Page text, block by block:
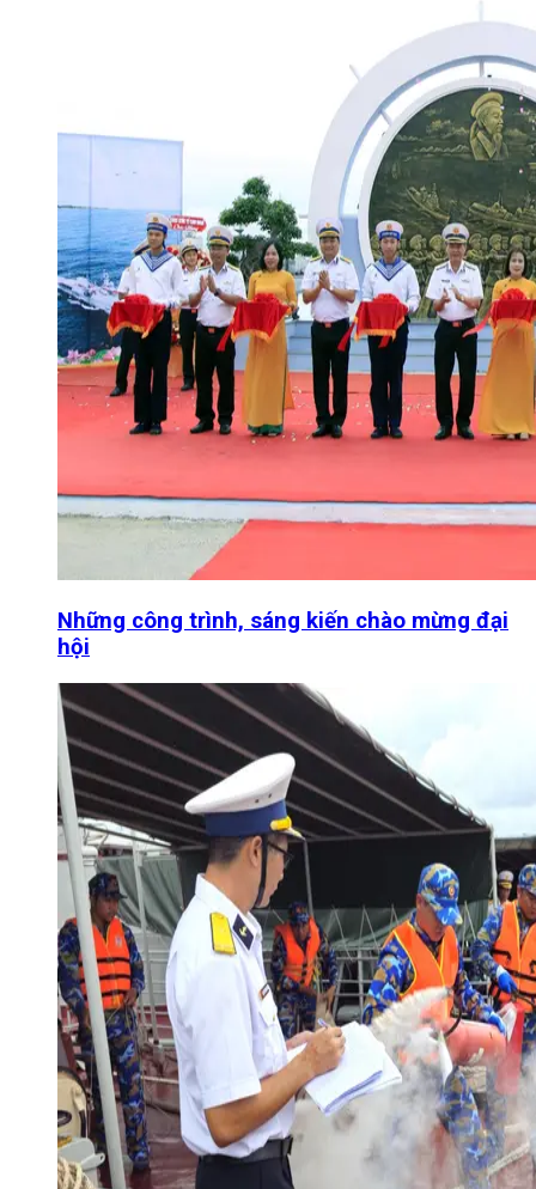
Những công trình, sáng kiến chào mừng đại
hội